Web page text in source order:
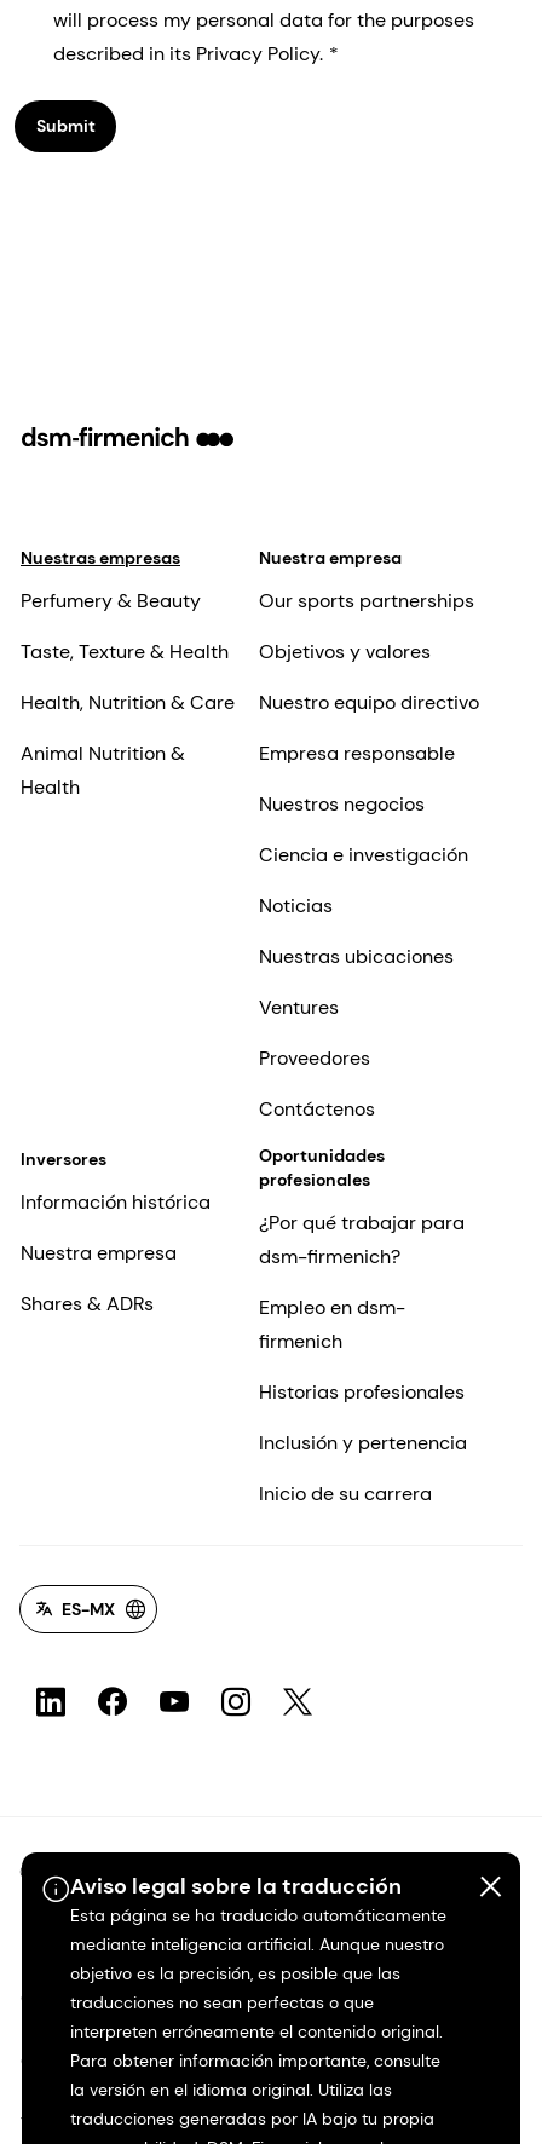
will process my personal data for the purposes
described in its Privacy Policy.
Submit
Aviso legal sobre la traducción
Esta página se ha traducido automáticamente
mediante inteligencia artificial. Aunque nuestro
objetivo es la precisión, es posible que las
traducciones no sean perfectas o que
interpreten erróneamente el contenido original.
Para obtener información importante, consulte
la versión en el idioma original. Utiliza las
traducciones generadas por IA bajo tu propia
Nuestras empresas
Perfumery & Beauty
Taste, Texture & Health
Health, Nutrition & Care
Animal Nutrition &
Health
Nuestra empresa
Our sports partnerships
Objetivos y valores
Nuestro equipo directivo
Empresa responsable
Nuestros negocios
Ciencia e investigación
Noticias
Nuestras ubicaciones
Ventures
Proveedores
Contáctenos
Inversores
Información histórica
Nuestra empresa
Shares & ADRs
Oportunidades
profesionales
¿Por qué trabajar para
dsm-firmenich?
Empleo en dsm-
firmenich
Historias profesionales
Inclusión y pertenencia
Inicio de su carrera
ES-MX
©2026 dsm-firmenich. Todos los derechos reservados.
Protección de datos
Condiciones de uso
Condiciones generales
Transparencia en California